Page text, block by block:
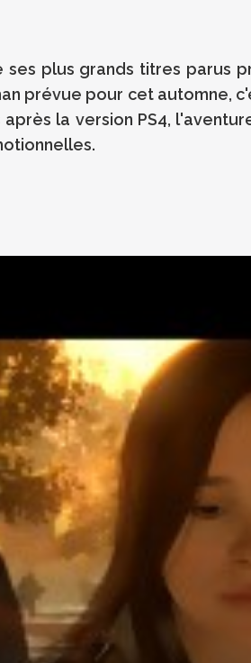
plus grands titres parus
prévue pour cet automne,
la version PS4,